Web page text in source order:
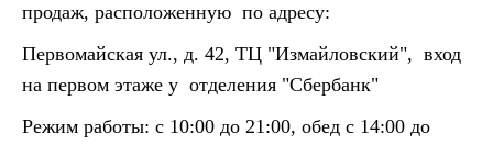
продаж, расположенную по адресу:
Первомайская ул., д. 42, ТЦ "Измайловский", вход
на первом этаже у отделения "Сбербанк"
Режим работы: с 10:00 до 21:00, обед с 14:00 до